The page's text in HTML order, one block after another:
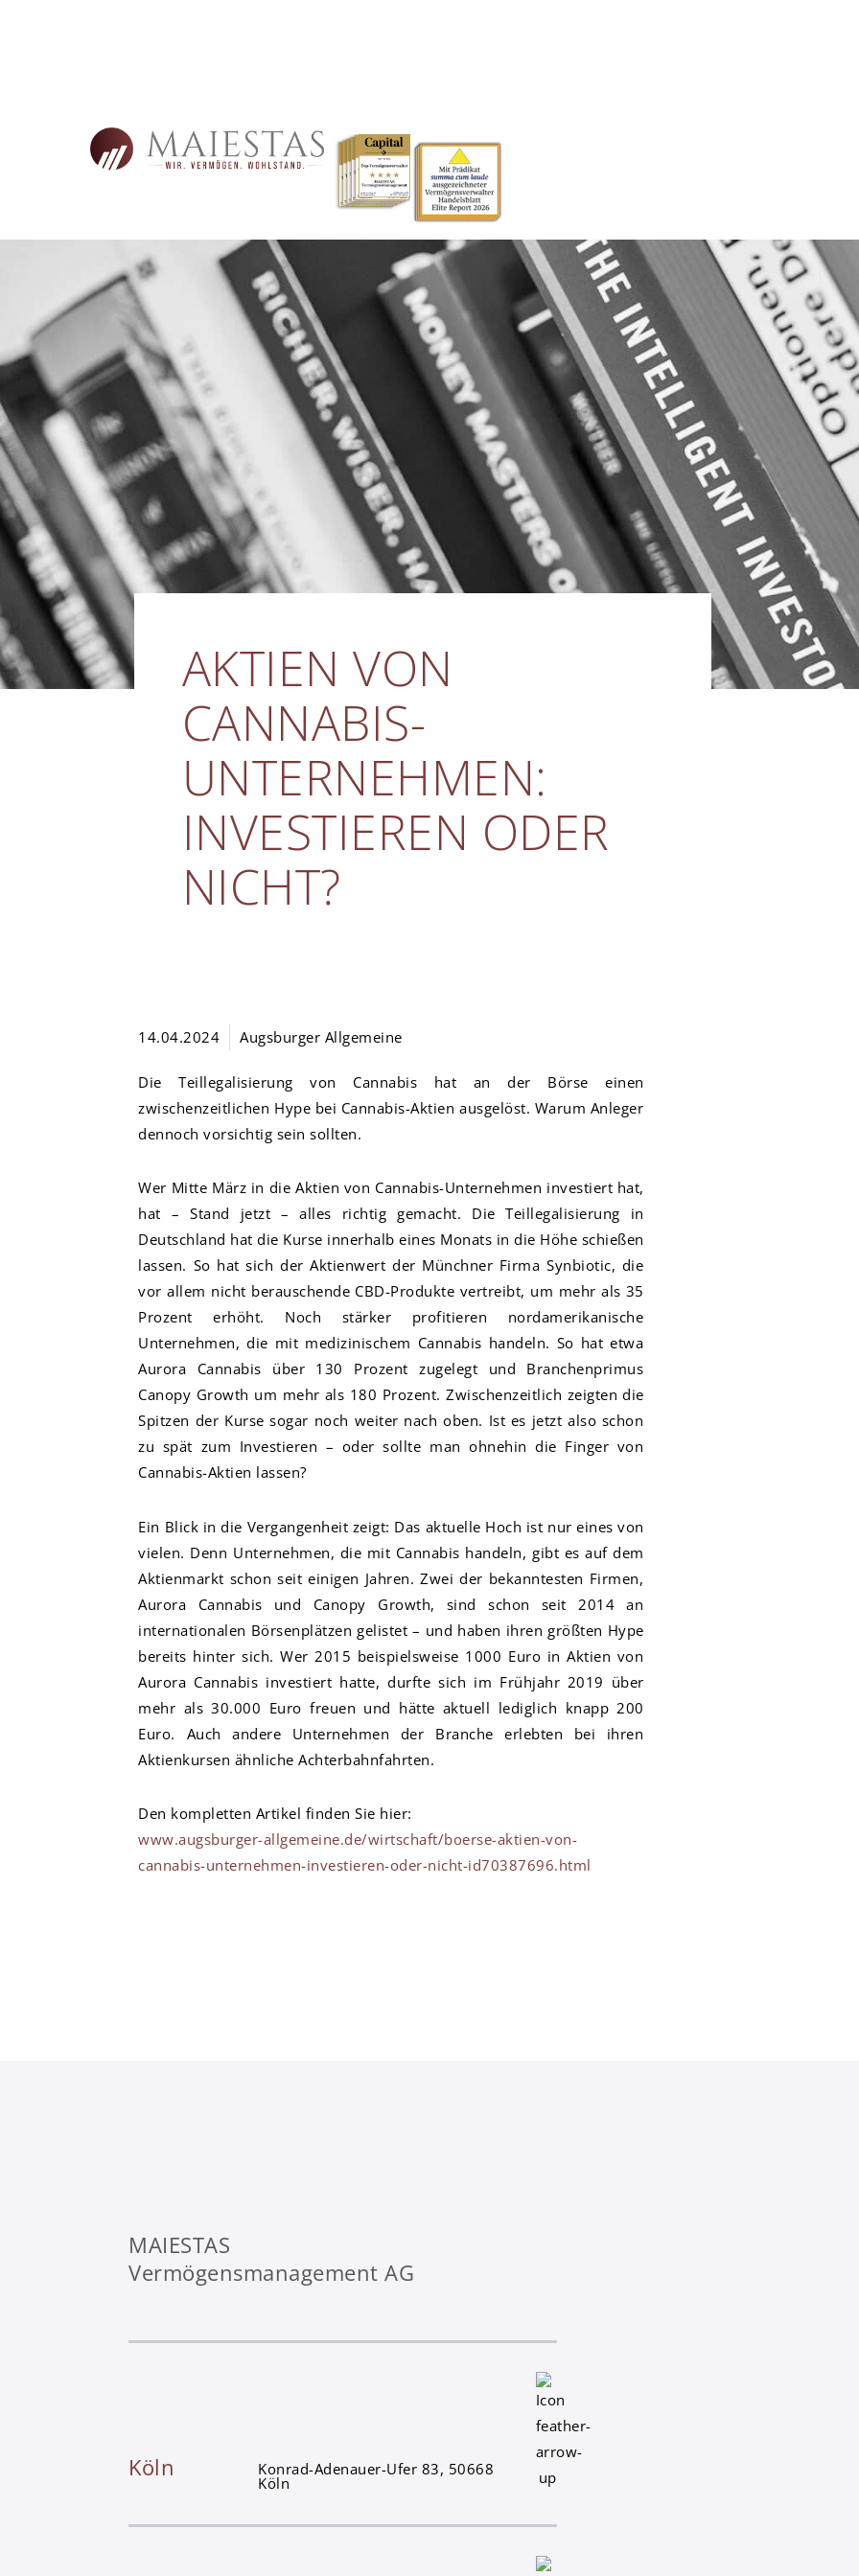
AKTIEN VON
CANNABIS-
UNTERNEHMEN:
INVESTIEREN ODER
NICHT?
14.04.2024 Augsburger Allgemeine
Die Teillegalisierung von Cannabis hat an der Börse einen
zwischenzeitlichen Hype bei Cannabis-Aktien ausgelöst. Warum Anleger
dennoch vorsichtig sein sollten.
Wer Mitte März in die Aktien von Cannabis-Unternehmen investiert hat,
hat – Stand jetzt – alles richtig gemacht. Die Teillegalisierung in
Deutschland hat die Kurse innerhalb eines Monats in die Höhe schießen
lassen. So hat sich der Aktienwert der Münchner Firma Synbiotic, die
vor allem nicht berauschende CBD-Produkte vertreibt, um mehr als 35
Prozent erhöht. Noch stärker profitieren nordamerikanische
Unternehmen, die mit medizinischem Cannabis handeln. So hat etwa
Aurora Cannabis über 130 Prozent zugelegt und Branchenprimus
Canopy Growth um mehr als 180 Prozent. Zwischenzeitlich zeigten die
Spitzen der Kurse sogar noch weiter nach oben. Ist es jetzt also schon
zu spät zum Investieren – oder sollte man ohnehin die Finger von
Cannabis-Aktien lassen?
Ein Blick in die Vergangenheit zeigt: Das aktuelle Hoch ist nur eines von
vielen. Denn Unternehmen, die mit Cannabis handeln, gibt es auf dem
Aktienmarkt schon seit einigen Jahren. Zwei der bekanntesten Firmen,
Aurora Cannabis und Canopy Growth, sind schon seit 2014 an
internationalen Börsenplätzen gelistet – und haben ihren größten Hype
bereits hinter sich. Wer 2015 beispielsweise 1000 Euro in Aktien von
Aurora Cannabis investiert hatte, durfte sich im Frühjahr 2019 über
mehr als 30.000 Euro freuen und hätte aktuell lediglich knapp 200
Euro. Auch andere Unternehmen der Branche erlebten bei ihren
Aktienkursen ähnliche Achterbahnfahrten.
Den kompletten Artikel finden Sie hier:
www.augsburger-allgemeine.de/wirtschaft/boerse-aktien-von-
cannabis-unternehmen-investieren-oder-nicht-id70387696.html
MAIESTAS
Vermögensmanagement AG
Köln Konrad-Adenauer-Ufer 83, 50668
Köln